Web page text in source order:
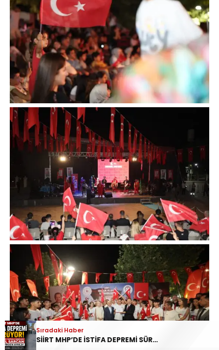
Sıradaki Haber
SİİRT MHP’DE İSTİFA DEPREMİ SÜRÜYOR: İL DİSİPLİN KURULU BAŞKANI HALİL SARCAN GÖREVİNDEN AYRILDI